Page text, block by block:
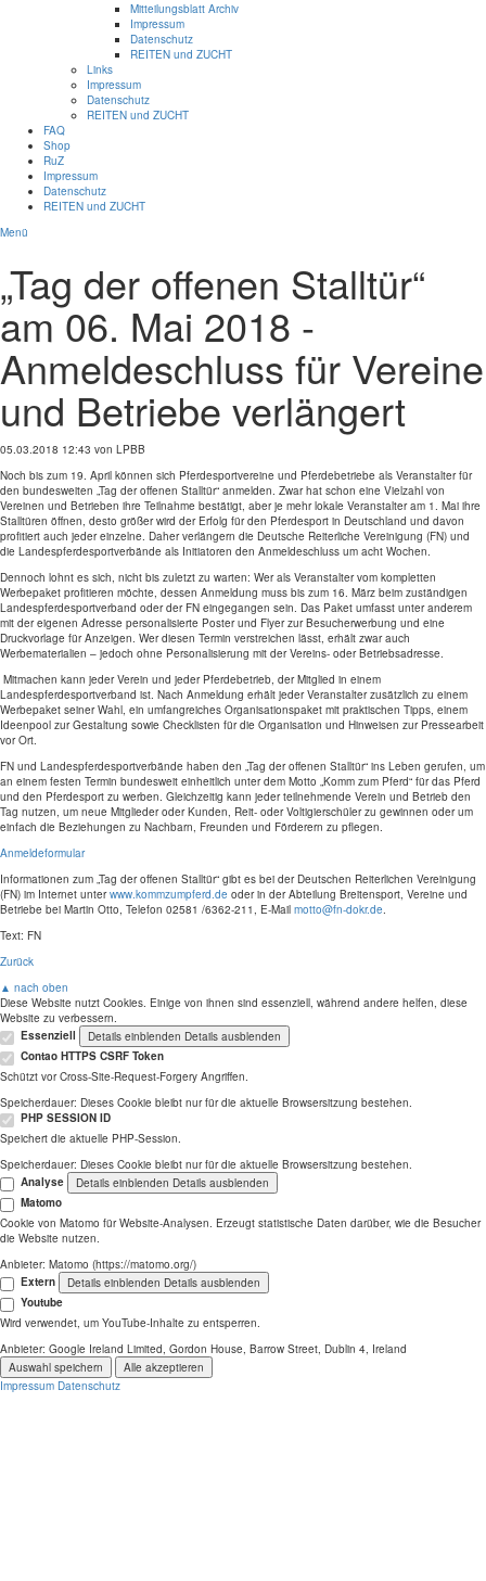
Mitteilungsblatt Archiv
Impressum
Datenschutz
REITEN und ZUCHT
Links
Impressum
Datenschutz
REITEN und ZUCHT
FAQ
Shop
RuZ
Impressum
Datenschutz
REITEN und ZUCHT
Menü
„Tag der offenen Stalltür“
am 06. Mai 2018 -
Anmeldeschluss für Vereine
und Betriebe verlängert
05.03.2018 12:43 von LPBB
Noch bis zum 19. April können sich Pferdesportvereine und Pferdebetriebe als Veranstalter für
den bundesweiten „Tag der offenen Stalltür“ anmelden. Zwar hat schon eine Vielzahl von
Vereinen und Betrieben ihre Teilnahme bestätigt, aber je mehr lokale Veranstalter am 1. Mai ihre
Stalltüren öffnen, desto größer wird der Erfolg für den Pferdesport in Deutschland und davon
profitiert auch jeder einzelne. Daher verlängern die Deutsche Reiterliche Vereinigung (FN) und
die Landespferdesportverbände als Initiatoren den Anmeldeschluss um acht Wochen.
Dennoch lohnt es sich, nicht bis zuletzt zu warten: Wer als Veranstalter vom kompletten
Werbepaket profitieren möchte, dessen Anmeldung muss bis zum 16. März beim zuständigen
Landespferdesportverband oder der FN eingegangen sein. Das Paket umfasst unter anderem
mit der eigenen Adresse personalisierte Poster und Flyer zur Besucherwerbung und eine
Druckvorlage für Anzeigen. Wer diesen Termin verstreichen lässt, erhält zwar auch
Werbematerialien – jedoch ohne Personalisierung mit der Vereins- oder Betriebsadresse.
Mitmachen kann jeder Verein und jeder Pferdebetrieb, der Mitglied in einem
Landespferdesportverband ist. Nach Anmeldung erhält jeder Veranstalter zusätzlich zu einem
Werbepaket seiner Wahl, ein umfangreiches Organisationspaket mit praktischen Tipps, einem
Ideenpool zur Gestaltung sowie Checklisten für die Organisation und Hinweisen zur Pressearbeit
vor Ort.
FN und Landespferdesportverbände haben den „Tag der offenen Stalltür“ ins Leben gerufen, um
an einem festen Termin bundesweit einheitlich unter dem Motto „Komm zum Pferd“ für das Pferd
und den Pferdesport zu werben. Gleichzeitig kann jeder teilnehmende Verein und Betrieb den
Tag nutzen, um neue Mitglieder oder Kunden, Reit- oder Voltigierschüler zu gewinnen oder um
einfach die Beziehungen zu Nachbarn, Freunden und Förderern zu pflegen.
Anmeldeformular
Informationen zum „Tag der offenen Stalltür“ gibt es bei der Deutschen Reiterlichen Vereinigung
(FN) im Internet unterwww.kommzumpferd.de oder in der Abteilung Breitensport, Vereine und
Betriebe bei Martin Otto, Telefon 02581 /6362-211, E-Mail motto@fn-dokr.de.
Text: FN
Zurück
▲ nach oben
Diese Website nutzt Cookies. Einige von ihnen sind essenziell, während andere helfen, diese
Website zu verbessern.
Essenziell
Details einblenden Details ausblenden
Contao HTTPS CSRF Token
Schützt vor Cross-Site-Request-Forgery Angriffen.
Speicherdauer: Dieses Cookie bleibt nur für die aktuelle Browsersitzung bestehen.
PHP SESSION ID
Speichert die aktuelle PHP-Session.
Speicherdauer: Dieses Cookie bleibt nur für die aktuelle Browsersitzung bestehen.
Analyse
Details einblenden Details ausblenden
Matomo
Cookie von Matomo für Website-Analysen. Erzeugt statistische Daten darüber, wie die Besucher
die Website nutzen.
Anbieter: Matomo (https://matomo.org/)
Extern
Details einblenden Details ausblenden
Youtube
Wird verwendet, um YouTube-Inhalte zu entsperren.
Anbieter: Google Ireland Limited, Gordon House, Barrow Street, Dublin 4, Ireland
Auswahl speichern
Alle akzeptieren
Impressum Datenschutz